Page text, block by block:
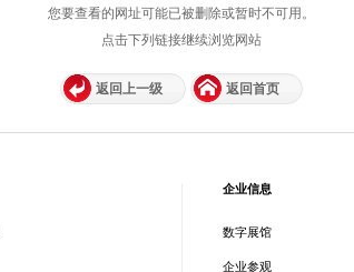
您要查看的网址可能已被删除或暂时不可用。
点击下列链接继续浏览网站
返回上一级 返回首页
企业信息
数字展馆
企业参观